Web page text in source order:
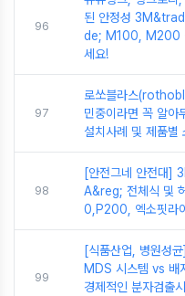
96
된 안정성
de; M100, M200
세요!
97
로쏘블라스
민중이라면 꼭 알아
설치사례 및 제품별
98
[안전그네 안전대
A&reg; 전체식 및
0,P200, 엑소핏라
99
[식품산업, 병원성
MDS 시스템 vs 배
경제적인 분자검출